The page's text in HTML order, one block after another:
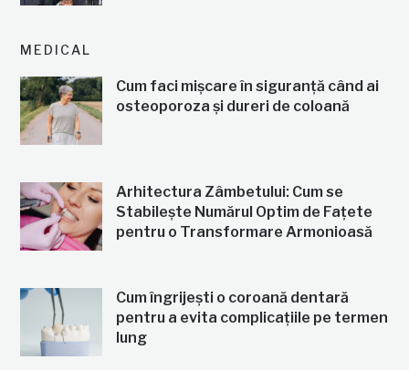
MEDICAL
Cum faci mișcare în siguranță când ai
osteoporoza și dureri de coloană
Arhitectura Zâmbetului: Cum se
Stabilește Numărul Optim de Fațete
pentru o Transformare Armonioasă
Cum îngrijești o coroană dentară
pentru a evita complicațiile pe termen
lung